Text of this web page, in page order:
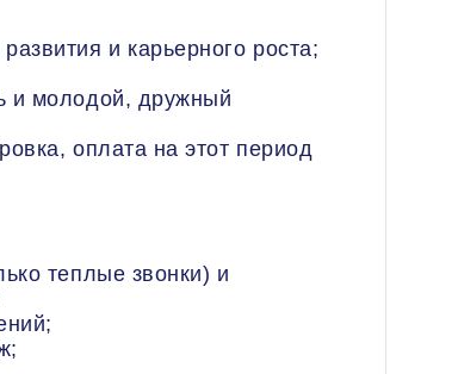
и карьерного роста;
и молодой, дружный
оплата на этот период
теплые звонки) и